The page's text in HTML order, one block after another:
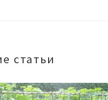
статьи